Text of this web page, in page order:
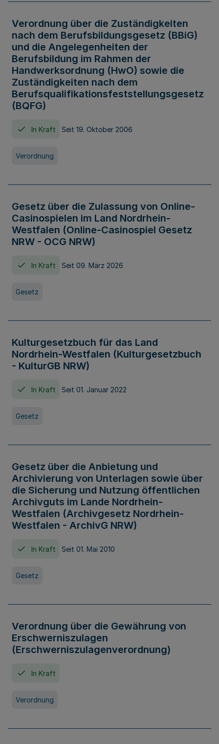
Verordnung über die Zuständigkeiten
nach dem Berufsbildungsgesetz (BBiG)
und die Angelegenheiten der
Berufsbildung im Rahmen der
Handwerksordnung (HwO) sowie die
Zuständigkeiten nach dem
Berufsqualifikationsfeststellungsgesetz
(BQFG)
In Kraft Seit 19. Oktober 2006
Verordnung
Gesetz über die Zulassung von Online-
Casinospielen im Land Nordrhein-
Westfalen (Online-Casinospiel Gesetz
NRW - OCG NRW)
In Kraft Seit 09. März 2026
Gesetz
Kulturgesetzbuch für das Land
Nordrhein-Westfalen (Kulturgesetzbuch
- KulturGB NRW)
In Kraft Seit 01. Januar 2022
Gesetz
Gesetz über die Anbietung und
Archivierung von Unterlagen sowie über
die Sicherung und Nutzung öffentlichen
Archivguts im Lande Nordrhein-
Westfalen (Archivgesetz Nordrhein-
Westfalen - ArchivG NRW)
In Kraft Seit 01. Mai 2010
Gesetz
Verordnung über die Gewährung von
Erschwerniszulagen
(Erschwerniszulagenverordnung)
In Kraft
Verordnung